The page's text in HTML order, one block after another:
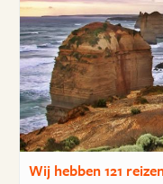
Wij hebben121